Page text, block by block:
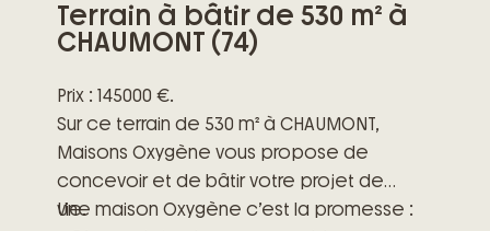
Terrain à bâtir de 530 m² à
CHAUMONT (74)
Prix : 145000 €.
Sur ce terrain de 530 m² à CHAUMONT,
Maisons Oxygène vous propose de
concevoir et de bâtir votre projet de
vie.
Une maison Oxygène c’est la promesse :